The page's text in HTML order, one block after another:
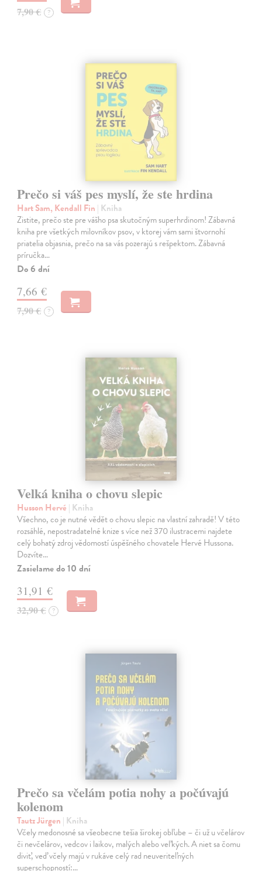
7,90 € ?
Prečo si váš pes myslí, že ste hrdina
Hart Sam, Kendall Fin | Kniha
Zistite, prečo ste pre vášho psa skutočným superhrdinom! Zábavná
kniha pre všetkých milovníkov psov, v ktorej vám sami štvornohí
priatelia objasnia, prečo na sa vás pozerajú s rešpektom. Zábavná
príručka…
Do 6 dní
7,66 €
7,90 € ?
Velká kniha o chovu slepic
Husson Hervé | Kniha
Všechno, co je nutné vědět o chovu slepic na vlastní zahradě! V této
rozsáhlé, nepostradatelné knize s více než 370 ilustracemi najdete
celý bohatý zdroj vědomostí úspěšného chovatele Hervé Hussona.
Dozvíte…
Zasielame do 10 dní
31,91 €
32,90 € ?
Prečo sa včelám potia nohy a počúvajú
kolenom
Tautz Jürgen | Kniha
Včely medonosné sa všeobecne tešia širokej obľube – či už u včelárov
či nevčelárov, vedcov i laikov, malých alebo veľkých. A niet sa čomu
diviť, veď včely majú v rukáve celý rad neuveriteľných
superschopností:…